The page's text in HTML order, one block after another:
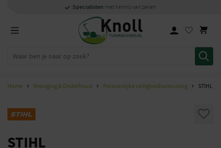
Specialisten met kennis van zaken
1000m2showroom in Staphorst
Persoonlijkensnelcontact
Specialisten met kennis van zaken
1000m2showroom in Staphorst
Home Reiniging & Onderhoud Persoonlijke veiligheidsuitrusting STIHL
STIHL